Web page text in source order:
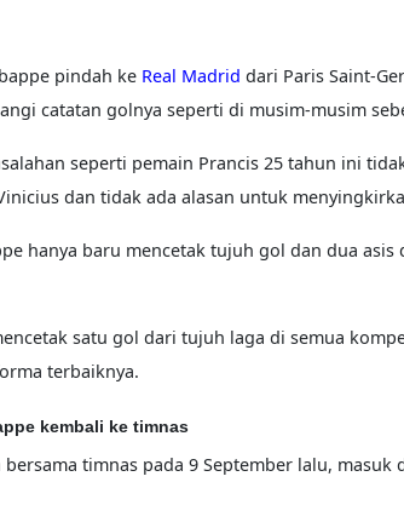
pindah ke Real Madrid dari Paris Saint-
catatan golnya seperti di musim-musim
seperti pemain Prancis 25 tahun ini
dan tidak ada alasan untuk
hanya baru mencetak tujuh gol dan dua
satu gol dari tujuh laga di semua
terbaiknya.
kembali ke timnas
timnas pada 9 September lalu,